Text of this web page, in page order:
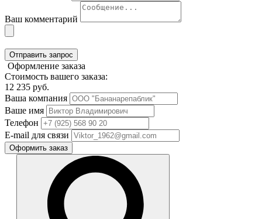
Ваш комментарий
Отправить запрос
Оформление заказа
Стоимость вашего заказа:
12 235 руб.
Ваша компания
Ваше имя
Телефон
E-mail для связи
Оформить заказ